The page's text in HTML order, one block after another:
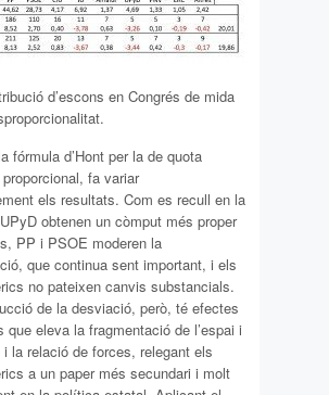
d’escons en Congrés de mida
fórmula d’Hont per la de quota
proporcional, fa variar
els resultats. Com es recull en la
obtenen un còmput més proper
PP i PSOE moderen la
que continua sent important, i els
no pateixen canvis substancials.
de la desviació, però, té efectes
eleva la fragmentació de l’espai i
i la relació de forces, relegant els
a un paper més secundari i molt